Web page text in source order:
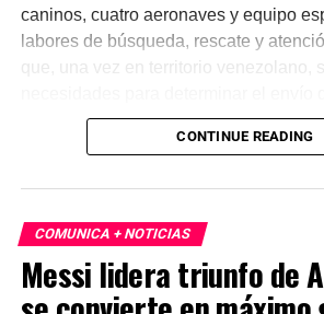
caninos, cuatro aeronaves y equipo
labores de búsqueda, rescate y
que, una vez en territorio venezolano,
De acuerdo con reportes oficiales, los
principalmente en el estado de La
cortes de energía y múltiples
momento no se reportan ciudadanos
afectados. Las autoridades
comunicación con el gobierno
CONTINUE READING
COMUNICA + NOTICIAS
Messi lidera triunfo de